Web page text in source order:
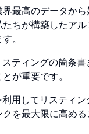
最高のデータか
たちが構築したア
。
ティングの箇条
が重要です。
用してリスティ
を最大限に高める